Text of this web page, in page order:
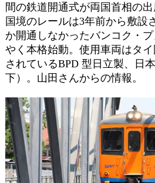
間の鉄道開通式が両国首相の出
国境のレールは3年前から敷設
か開通しなかったバンコク・
やく本格始動。使用車両はタ
されているBPD 型日立製、日
下）。山田さんからの情報。